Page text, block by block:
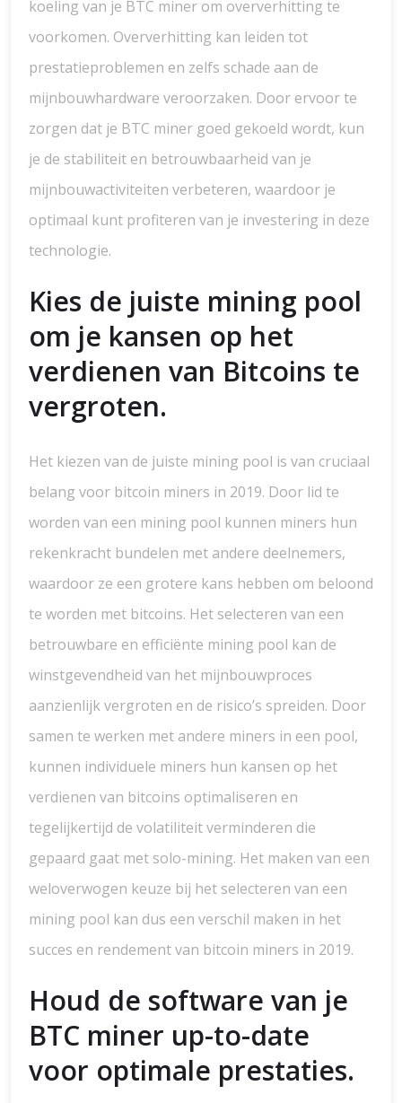
koeling van je BTC miner om oververhitting te
voorkomen. Oververhitting kan leiden tot
prestatieproblemen en zelfs schade aan de
mijnbouwhardware veroorzaken. Door ervoor te
zorgen dat je BTC miner goed gekoeld wordt, kun
je de stabiliteit en betrouwbaarheid van je
mijnbouwactiviteiten verbeteren, waardoor je
optimaal kunt profiteren van je investering in deze
technologie.
Kies de juiste mining pool
om je kansen op het
verdienen van Bitcoins te
vergroten.
Het kiezen van de juiste mining pool is van cruciaal
belang voor bitcoin miners in 2019. Door lid te
worden van een mining pool kunnen miners hun
rekenkracht bundelen met andere deelnemers,
waardoor ze een grotere kans hebben om beloond
te worden met bitcoins. Het selecteren van een
betrouwbare en efficiënte mining pool kan de
winstgevendheid van het mijnbouwproces
aanzienlijk vergroten en de risico’s spreiden. Door
samen te werken met andere miners in een pool,
kunnen individuele miners hun kansen op het
verdienen van bitcoins optimaliseren en
tegelijkertijd de volatiliteit verminderen die
gepaard gaat met solo-mining. Het maken van een
weloverwogen keuze bij het selecteren van een
mining pool kan dus een verschil maken in het
succes en rendement van bitcoin miners in 2019.
Houd de software van je
BTC miner up-to-date
voor optimale prestaties.